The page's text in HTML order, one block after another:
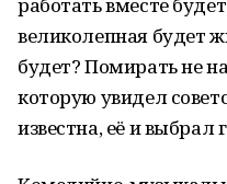
великолепная будет
будет? Помирать не
которую увидел
известна, её и выбрал